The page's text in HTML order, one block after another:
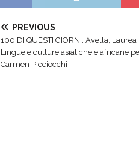
PREVIOUS
100 DI QUESTI GIORNI. Avella, Laurea
Lingue e culture asiatiche e africane
Carmen Picciocchi